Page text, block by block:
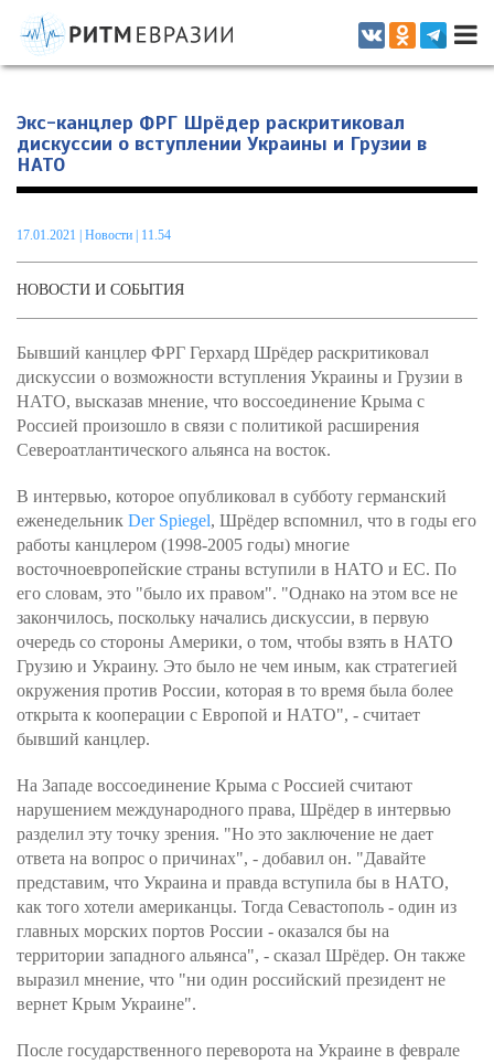
Информационно-аналитическое издание, посвященное актуальным
проблемам интеграции на постсоветском пространстве
Экс-канцлер ФРГ Шрёдер раскритиковал
дискуссии о вступлении Украины и Грузии в
НАТО
17.01.2021 Новости | 11.54
НОВОСТИ И СОБЫТИЯ
Бывший канцлер ФРГ Герхард Шрёдер раскритиковал
дискуссии о возможности вступления Украины и Грузии в
НАТО, высказав мнение, что воссоединение Крыма с
Россией произошло в связи с политикой расширения
Североатлантического альянса на восток.
В интервью, которое опубликовал в субботу германский
еженедельник Der Spiegel, Шрёдер вспомнил, что в годы его
работы канцлером (1998-2005 годы) многие
восточноевропейские страны вступили в НАТО и ЕС. По
его словам, это "было их правом". "Однако на этом все не
закончилось, поскольку начались дискуссии, в первую
очередь со стороны Америки, о том, чтобы взять в НАТО
Грузию и Украину. Это было не чем иным, как стратегией
окружения против России, которая в то время была более
открыта к кооперации с Европой и НАТО", - считает
бывший канцлер.
На Западе воссоединение Крыма с Россией считают
нарушением международного права, Шрёдер в интервью
разделил эту точку зрения. "Но это заключение не дает
ответа на вопрос о причинах", - добавил он. "Давайте
представим, что Украина и правда вступила бы в НАТО,
как того хотели американцы. Тогда Севастополь - один из
главных морских портов России - оказался бы на
территории западного альянса", - сказал Шрёдер. Он также
выразил мнение, что "ни один российский президент не
вернет Крым Украине".
После государственного переворота на Украине в феврале